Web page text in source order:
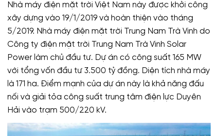
Nhà máy điện mặt trời Việt Nam này được khởi công
xây dựng vào 19/1/2019 và hoàn thiện vào tháng
5/2019. Nhà máy điện mặt trời Trung Nam Trà Vinh do
Công ty điện mặt trời Trung Nam Trà Vinh Solar
Power làm chủ đầu tư. Dự án có công suất 165 MW
với tổng vốn đầu tư 3.500 tỷ đồng. Diện tích nhà máy
là 171 ha. Điểm mạnh của dự án này là khả năng đấu
nối và giải tỏa công suất trung tâm điện lực Duyên
Hải vào trạm 500/220 kV.